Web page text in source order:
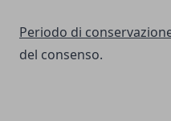
Periodo di
del consenso.